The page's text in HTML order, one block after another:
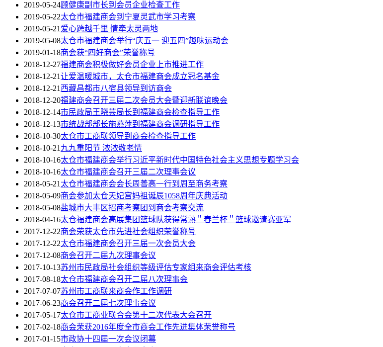
2019-05-24顾健康副市长到会员企业检查工作
2019-05-22太仓市福建商会到宁夏灵武市学习考察
2019-05-21爱心跨越千里 情牵太灵两地
2019-05-08太仓市福建商会举行“庆五一 迎五四”趣味运动会
2019-01-18商会获“四好商会”荣誉称号
2018-12-27福建商会积极做好会员企业上市推进工作
2018-12-21让爱温暖城市，太仓市福建商会成立冠名基金
2018-12-21西藏昌都市八宿县领导到访商会
2018-12-20福建商会召开三届二次会员大会暨迎新联谊晚会
2018-12-14市民政局王晓芸局长到福建商会检查指导工作
2018-12-13市统战部部长施燕萍到福建商会调研指导工作
2018-10-30太仓市工商联领导到商会检查指导工作
2018-10-21九九重阳节 浓浓敬老情
2018-10-16太仓市福建商会举行习近平新时代中国特色社会主义思想专题学习会
2018-10-16太仓市福建商会召开三届二次理事会议
2018-05-21太仓市福建商会会长周善高一行到周至商务考察
2018-05-09商会参加太仓天妃宫妈祖诞辰1058周年庆典活动
2018-05-08盐城市大丰区招商考察团到商会考察交流
2018-04-16太仓福建商会高展集团篮球队获得常熟＂春兰杯＂篮球邀请赛亚军
2017-12-22商会荣获太仓市先进社会组织荣誉称号
2017-12-22太仓市福建商会召开三届一次会员大会
2017-12-08商会召开二届九次理事会议
2017-10-13苏州市民政局社会组织等级评估专家组来商会评估考核
2017-08-18太仓市福建商会召开二届八次理事会
2017-07-07苏州市工商联来商会作工作调研
2017-06-23商会召开二届七次理事会议
2017-05-17太仓市工商业联合会第十二次代表大会召开
2017-02-18商会荣获2016年度全市商会工作先进集体荣誉称号
2017-01-15市政协十四届一次会议闭幕